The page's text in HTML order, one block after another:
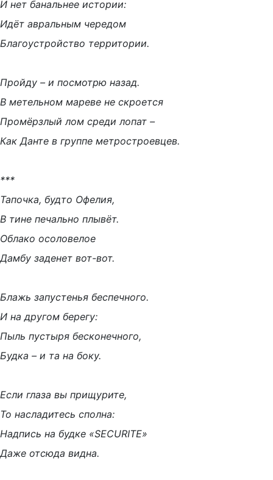
И нет банальнее истории:
Идёт авральным чередом
Благоустройство территории.
Пройду – и посмотрю назад.
В метельном мареве не скроется
Промёрзлый лом среди лопат –
Как Данте в группе метростроевцев.
***
Тапочка, будто Офелия,
В тине печально плывёт.
Облако осоловелое
Дамбу заденет вот-вот.
Блажь запустенья беспечного.
И на другом берегу:
Пыль пустыря бесконечного,
Будка – и та на боку.
Если глаза вы прищурите,
То насладитесь сполна:
Надпись на будке «SECURITE»
Даже отсюда видна.